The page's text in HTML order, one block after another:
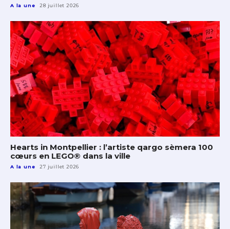
A la une 28 juillet 2026
Hearts in Montpellier : l’artiste qargo sèmera 100
cœurs en LEGO® dans la ville
A la une 27 juillet 2026